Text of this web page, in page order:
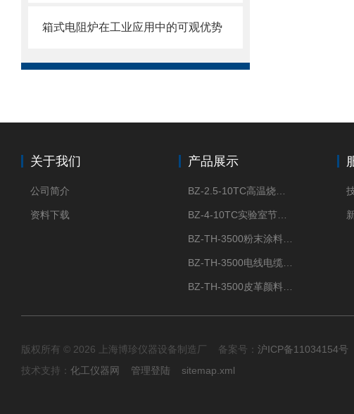
箱式电阻炉在工业应用中的可观优势
关于我们
公司简介
资料下载
产品展示
版权所有 © 2026 上海博珍仪器设备制造厂 备案号： 沪ICP备11034154号
技术支持： 化工仪器网 管理登陆 sitemap.xml